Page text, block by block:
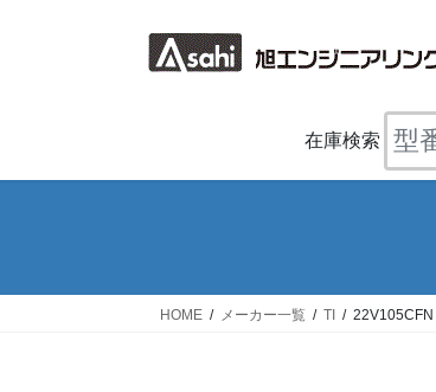
ス
ン
在庫検索
HOME メーカー一覧 TI 22V105CFN